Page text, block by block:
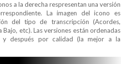
a la derecha respresentan una versión
La imagen del icono es
del tipo de transcripción (Acordes,
Bajo, etc). Las versiones están ordenadas
después por calidad (la mejor a la